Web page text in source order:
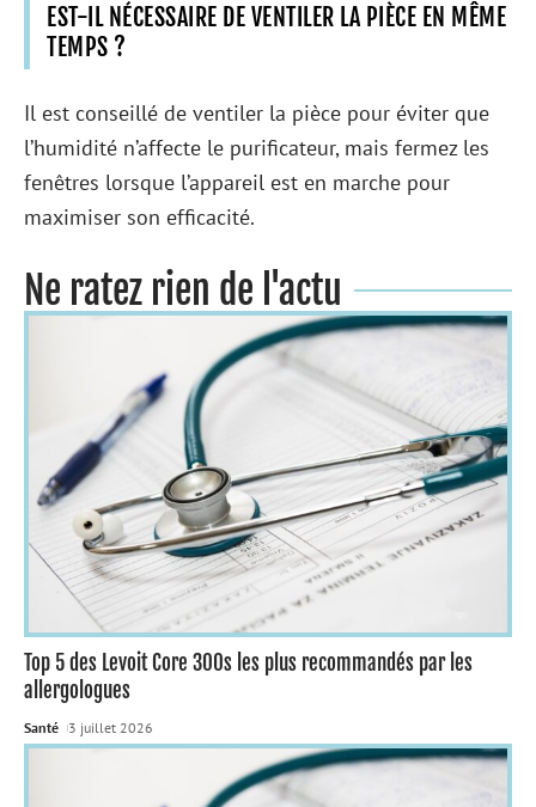
EST-IL NÉCESSAIRE DE VENTILER LA PIÈCE EN MÊME
TEMPS ?
Il est conseillé de ventiler la pièce pour éviter que
l’humidité n’affecte le purificateur, mais fermez les
fenêtres lorsque l’appareil est en marche pour
maximiser son efficacité.
Ne ratez rien de l'actu
Top 5 des Levoit Core 300s les plus recommandés par les
allergologues
Santé 3 juillet 2026